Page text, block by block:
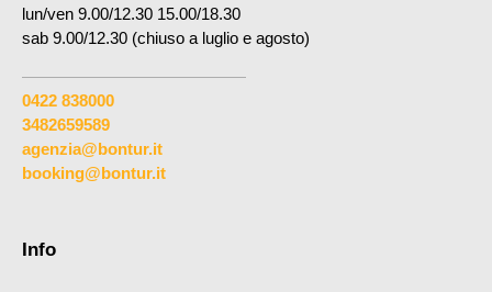
lun/ven 9.00/12.30 15.00/18.30
sab 9.00/12.30 (chiuso a luglio e agosto)
0422 838000
3482659589
agenzia@bontur.it
booking@bontur.it
Info